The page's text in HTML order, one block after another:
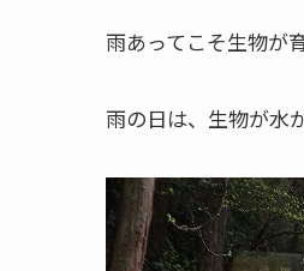
雨あってこそ生物が
雨の日は、生物が水